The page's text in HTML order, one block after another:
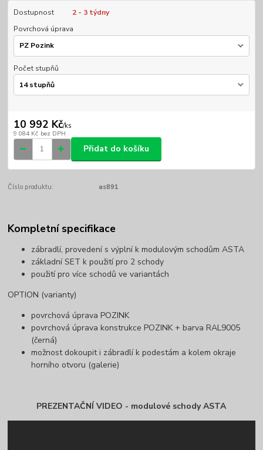
Dostupnost
2 - 3 týdny
Povrchová úprava
Počet stupňů
10 992 Kč/ks
9 084 Kč bez DPH
Přidat do košíku
Číslo produktu: as891
Kompletní specifikace
zábradlí, provedení s výplní k modulovým schodům ASTA
základní SET k použití pro 2 schody
použití pro více schodů ve variantách
OPTION (varianty)
povrchová úprava POZINK
povrchová úprava konstrukce POZINK + barva RAL9005
(černá)
možnost dokoupit i zábradlí k podestám a kolem okraje
horního otvoru (galerie)
PREZENTAČNÍ VIDEO - modulové schody ASTA